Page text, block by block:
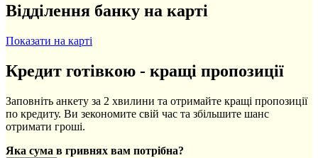
Відділення банку на карті
Показати на карті
Кредит готівкою - кращі пропозиції
Заповніть анкету за 2 хвилини та отримайте кращі пропозиції
по кредиту. Ви зекономите свій час та збільшите шанс
отримати гроші.
Яка сума в гривнях вам потрібна?